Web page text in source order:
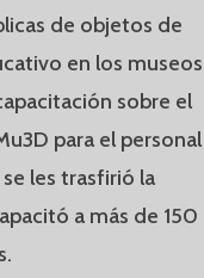
de objetos de
en los museos
sobre el
para el personal
les trasfirió la
a más de 150